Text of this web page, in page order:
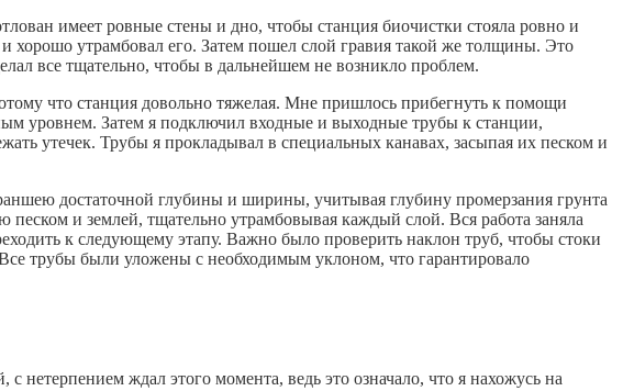
имеет ровные стены и дно, чтобы станция биочистки стояла ровно и
хорошо утрамбовал его. Затем пошел слой гравия такой же толщины. Это
все тщательно, чтобы в дальнейшем не возникло проблем.
что станция довольно тяжелая. Мне пришлось прибегнуть к помощи
уровнем. Затем я подключил входные и выходные трубы к станции,
утечек. Трубы я прокладывал в специальных канавах, засыпая их песком и
достаточной глубины и ширины, учитывая глубину промерзания грунта
и землей, тщательно утрамбовывая каждый слой. Вся работа заняла
к следующему этапу. Важно было проверить наклон труб, чтобы стоки
трубы были уложены с необходимым уклоном, что гарантировало
ждал этого момента, ведь это означало, что я нахожусь на